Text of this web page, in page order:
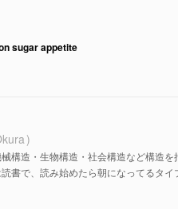
sugar appetite
構造・生物構造・社会構造など構造
書で、読み始めたら朝になってるタイ